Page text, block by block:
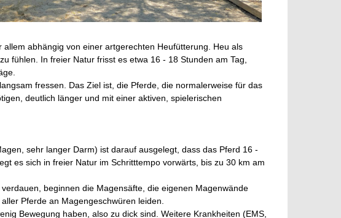
abhängig von einer artgerechten Heufütterung. Heu als
fühlen. In freier Natur frisst es etwa 16 - 18 Stunden am Tag,
fressen. Das Ziel ist, die Pferde, die normalerweise für das
deutlich länger und mit einer aktiven, spielerischen
sehr langer Darm) ist darauf ausgelegt, dass das Pferd 16 -
es sich in freier Natur im Schritttempo vorwärts, bis zu 30 km am
beginnen die Magensäfte, die eigenen Magenwände
Pferde an Magengeschwüren leiden.
Bewegung haben, also zu dick sind. Weitere Krankheiten (EMS,